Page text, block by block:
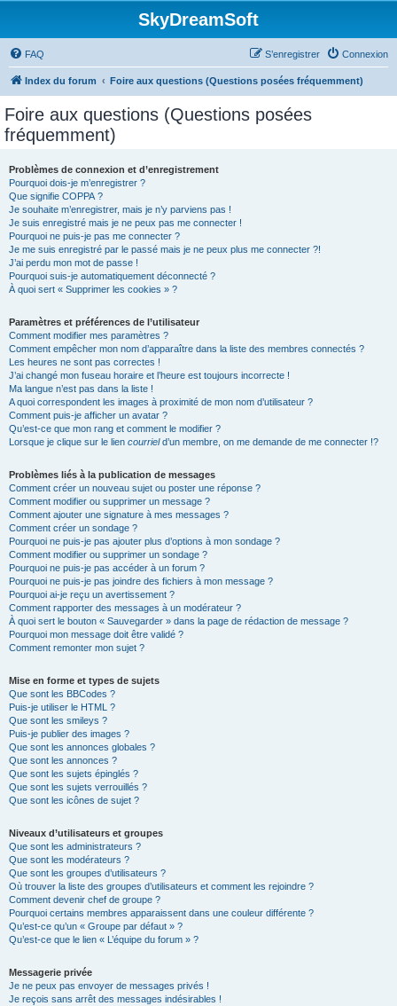
SkyDreamSoft
FAQ Connexion
S’enregistrer
Index du forum Foire aux questions (Questions posées fréquemment)
Foire aux questions (Questions posées
fréquemment)
Problèmes de connexion et d’enregistrement
Pourquoi dois-je m’enregistrer ?
Que signifie COPPA ?
Je souhaite m’enregistrer, mais je n’y parviens pas !
Je suis enregistré mais je ne peux pas me connecter !
Pourquoi ne puis-je pas me connecter ?
Je me suis enregistré par le passé mais je ne peux plus me connecter ?!
J’ai perdu mon mot de passe !
Pourquoi suis-je automatiquement déconnecté ?
À quoi sert « Supprimer les cookies » ?
Paramètres et préférences de l’utilisateur
Comment modifier mes paramètres ?
Comment empêcher mon nom d’apparaître dans la liste des membres connectés ?
Les heures ne sont pas correctes !
J’ai changé mon fuseau horaire et l’heure est toujours incorrecte !
Ma langue n’est pas dans la liste !
A quoi correspondent les images à proximité de mon nom d’utilisateur ?
Comment puis-je afficher un avatar ?
Qu’est-ce que mon rang et comment le modifier ?
Lorsque je clique sur le lien courrield’un membre, on me demande de me connecter !?
Problèmes liés à la publication de messages
Comment créer un nouveau sujet ou poster une réponse ?
Comment modifier ou supprimer un message ?
Comment ajouter une signature à mes messages ?
Comment créer un sondage ?
Pourquoi ne puis-je pas ajouter plus d’options à mon sondage ?
Comment modifier ou supprimer un sondage ?
Pourquoi ne puis-je pas accéder à un forum ?
Pourquoi ne puis-je pas joindre des fichiers à mon message ?
Pourquoi ai-je reçu un avertissement ?
Comment rapporter des messages à un modérateur ?
À quoi sert le bouton « Sauvegarder » dans la page de rédaction de message ?
Pourquoi mon message doit être validé ?
Comment remonter mon sujet ?
Mise en forme et types de sujets
Que sont les BBCodes ?
Puis-je utiliser le HTML ?
Que sont les smileys ?
Puis-je publier des images ?
Que sont les annonces globales ?
Que sont les annonces ?
Que sont les sujets épinglés ?
Que sont les sujets verrouillés ?
Que sont les icônes de sujet ?
Niveaux d’utilisateurs et groupes
Que sont les administrateurs ?
Que sont les modérateurs ?
Que sont les groupes d’utilisateurs ?
Où trouver la liste des groupes d’utilisateurs et comment les rejoindre ?
Comment devenir chef de groupe ?
Pourquoi certains membres apparaissent dans une couleur différente ?
Qu’est-ce qu’un « Groupe par défaut » ?
Qu’est-ce que le lien « L’équipe du forum » ?
Messagerie privée
Je ne peux pas envoyer de messages privés !
Je reçois sans arrêt des messages indésirables !